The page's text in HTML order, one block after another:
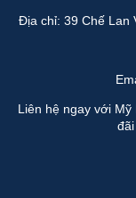
Địa chỉ: 39 Chế Lan
Liên hệ ngay với